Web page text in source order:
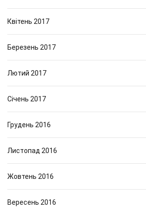
Квітень 2017
Березень 2017
Лютий 2017
Січень 2017
Грудень 2016
Листопад 2016
Жовтень 2016
Вересень 2016